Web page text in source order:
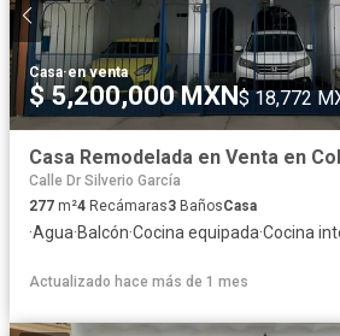
Casa·en venta
$ 5,200,000 MXN$ 18,772
Calle Dr Silverio García
277 m²4 Recámaras3 BañosCasa
·Agua·Balcón·Cocina equipada·Cocina
Actualizado hace más de 1 mes